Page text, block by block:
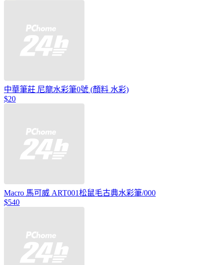
中華筆莊 尼龍水彩筆0號 (顏料 水彩)
$20
Macro 馬可威 ART001松鼠毛古典水彩筆/000
$540